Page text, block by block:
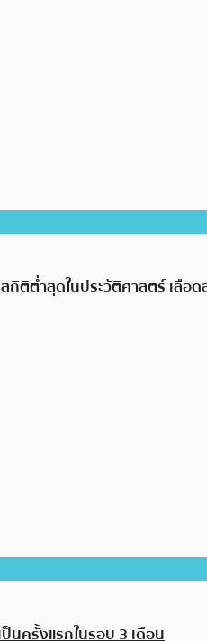
ติต่ำสุดในประวัติศาสตร์ เลือด
นครั้งแรกในรอบ 3 เดือน